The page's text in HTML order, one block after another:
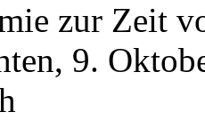
zur Zeit
9.